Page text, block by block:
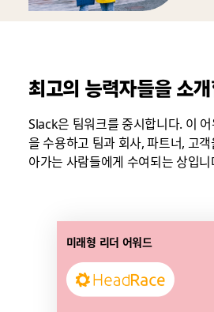
최고의 능력자들을 소
Slack은 팀워크를 중시합니다. 이
을 수용하고 팀과 회사, 파트너, 고
아가는 사람들에게 수여되는 상입니
크
새
미래형 리더 어워드